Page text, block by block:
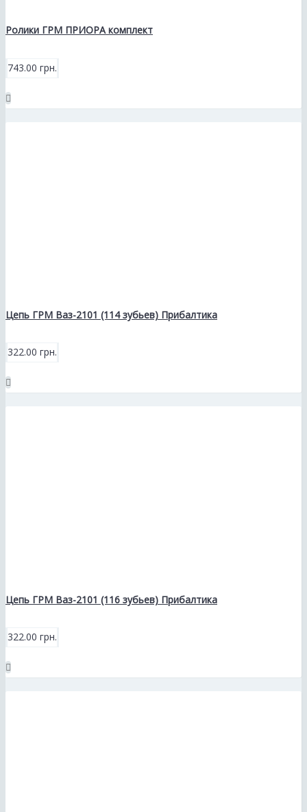
Ролики ГРМ ПРИОРА комплект
743.00 грн.
Цепь ГРМ Ваз-2101 (114 зубьев) Прибалтика
322.00 грн.
Цепь ГРМ Ваз-2101 (116 зубьев) Прибалтика
322.00 грн.